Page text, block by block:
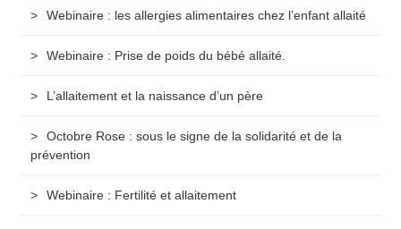
Webinaire : les allergies alimentaires chez l’enfant allaité
Webinaire : Prise de poids du bébé allaité.
L’allaitement et la naissance d’un père
Octobre Rose : sous le signe de la solidarité et de la
prévention
Webinaire : Fertilité et allaitement